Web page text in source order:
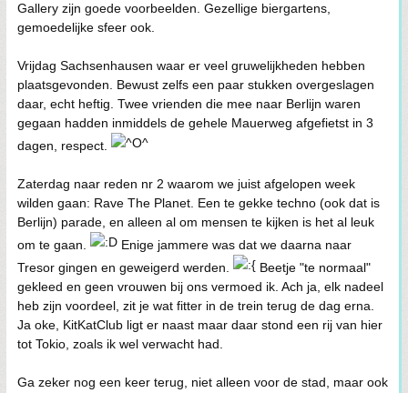
Gallery zijn goede voorbeelden. Gezellige biergartens,
gemoedelijke sfeer ook.
Vrijdag Sachsenhausen waar er veel gruwelijkheden hebben
plaatsgevonden. Bewust zelfs een paar stukken overgeslagen
daar, echt heftig. Twee vrienden die mee naar Berlijn waren
gegaan hadden inmiddels de gehele Mauerweg afgefietst in 3
dagen, respect.
Zaterdag naar reden nr 2 waarom we juist afgelopen week
wilden gaan: Rave The Planet. Een te gekke techno (ook dat is
Berlijn) parade, en alleen al om mensen te kijken is het al leuk
om te gaan.
Enige jammere was dat we daarna naar
Tresor gingen en geweigerd werden.
Beetje "te normaal"
gekleed en geen vrouwen bij ons vermoed ik. Ach ja, elk nadeel
heb zijn voordeel, zit je wat fitter in de trein terug de dag erna.
Ja oke, KitKatClub ligt er naast maar daar stond een rij van hier
tot Tokio, zoals ik wel verwacht had.
Ga zeker nog een keer terug, niet alleen voor de stad, maar ook